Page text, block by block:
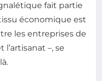
fait partie
économique est
les entreprises de
–, se